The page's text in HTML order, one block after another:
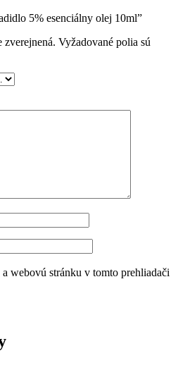
5% esenciálny olej 10ml”
zverejnená. Vyžadované polia sú
webovú stránku v tomto prehliadači